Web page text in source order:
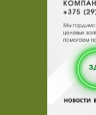
Вас